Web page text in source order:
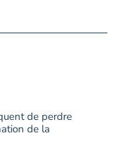
de perdre
de la